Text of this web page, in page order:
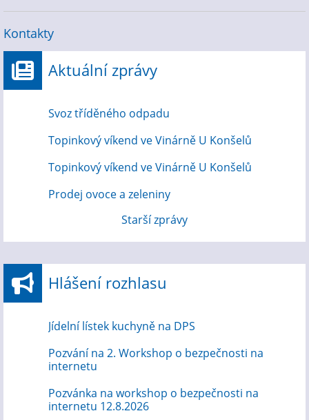
Kontakty
Aktuální zprávy
Svoz tříděného odpadu
Topinkový víkend ve Vinárně U Konšelů
Topinkový víkend ve Vinárně U Konšelů
Prodej ovoce a zeleniny
Starší zprávy
Hlášení rozhlasu
Jídelní lístek kuchyně na DPS
Pozvání na 2. Workshop o bezpečnosti na
internetu
Pozvánka na workshop o bezpečnosti na
internetu 12.8.2026